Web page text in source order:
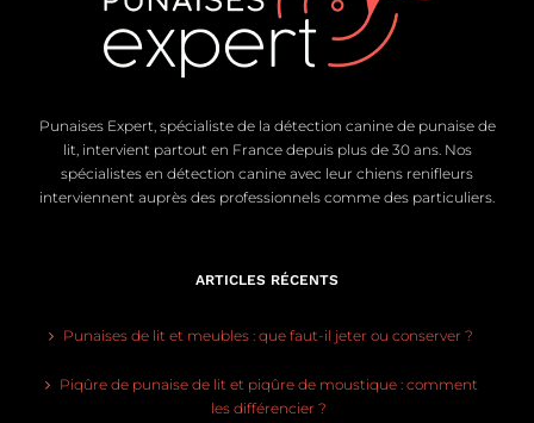
Punaises Expert, spécialiste de la détection canine de punaise de
lit, intervient partout en France depuis plus de 30 ans. Nos
spécialistes en détection canine avec leur chiens renifleurs
interviennent auprès des professionnels comme des particuliers.
ARTICLES RÉCENTS
Punaises de lit et meubles : que faut-il jeter ou conserver ?
Piqûre de punaise de lit et piqûre de moustique : comment
les différencier ?